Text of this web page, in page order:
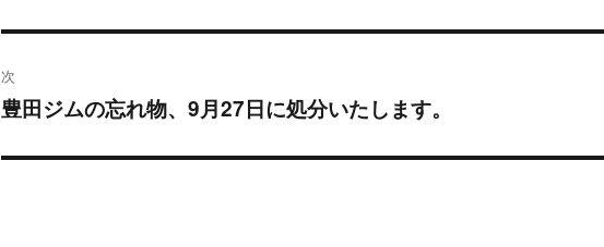
ナ
ビ
ゲ
ー
投
稿:
次
次
豊田ジムの忘れ物、9月27日に処分いたします。